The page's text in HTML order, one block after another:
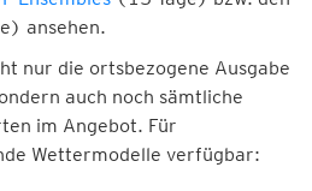
ansehen.
nur die ortsbezogene Ausgabe
auch noch sämtliche
im Angebot. Für
Wettermodelle verfügbar: